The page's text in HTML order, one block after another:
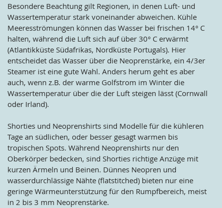
Besondere Beachtung gilt Regionen, in denen Luft- und
Wassertemperatur stark voneinander abweichen. Kühle
Meeresströmungen können das Wasser bei frischen 14° C
halten, während die Luft sich auf über 30° C erwärmt
(Atlantikküste Südafrikas, Nordküste Portugals). Hier
entscheidet das Wasser über die Neoprenstärke, ein 4/3er
Steamer ist eine gute Wahl. Anders herum geht es aber
auch, wenn z.B. der warme Golfstrom im Winter die
Wassertemperatur über die der Luft steigen lässt (Cornwall
oder Irland).
Shorties und Neoprenshirts sind Modelle für die kühleren
Tage an südlichen, oder besser gesagt warmen bis
tropischen Spots. Während Neoprenshirts nur den
Oberkörper bedecken, sind Shorties richtige Anzüge mit
kurzen Ärmeln und Beinen. Dünnes Neopren und
wasserdurchlässige Nähte (flatstitched) bieten nur eine
geringe Wärmeunterstützung für den Rumpfbereich, meist
in 2 bis 3 mm Neoprenstärke.